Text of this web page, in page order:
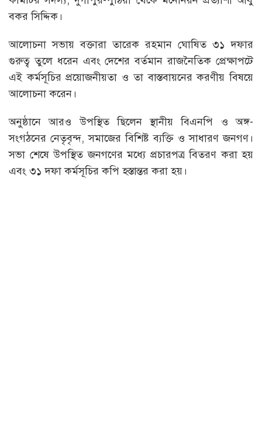
বকর সিদ্দিক।
আলোচনা সভায় বক্তারা তারেক রহমান ঘোষিত ৩১ দফার
গুরুত্ব তুলে ধরেন এবং দেশের বর্তমান রাজনৈতিক প্রেক্ষাপটে
এই কর্মসূচির প্রয়োজনীয়তা ও তা বাস্তবায়নের করণীয় বিষয়ে
আলোচনা করেন।
অনুষ্ঠানে আরও উপস্থিত ছিলেন স্থানীয় বিএনপি ও অঙ্গ-
সংগঠনের নেতৃবৃন্দ, সমাজের বিশিষ্ট ব্যক্তি ও সাধারণ জনগণ।
সভা শেষে উপস্থিত জনগণের মধ্যে প্রচারপত্র বিতরণ করা হয়
এবং ৩১ দফা কর্মসূচির কপি হস্তান্তর করা হয়।